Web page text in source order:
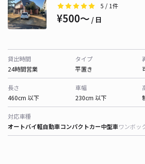
5 / 1件
¥500〜 / 日
貸出時間
24時間営業
タイプ
平置き
長さ
460cm 以下
車幅
230cm 以下
対応車種
オートバイ軽自動車コンパクトカー中型車ワンボッ